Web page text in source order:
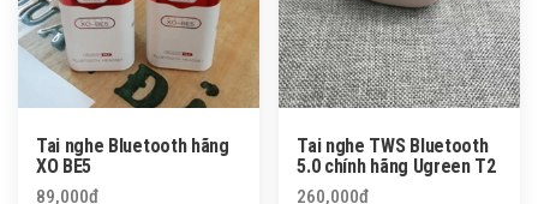
Tai nghe Bluetooth hãng
XO BE5
89,000₫
Tai nghe TWS Bluetooth
5.0 chính hãng Ugreen T2
260,000₫